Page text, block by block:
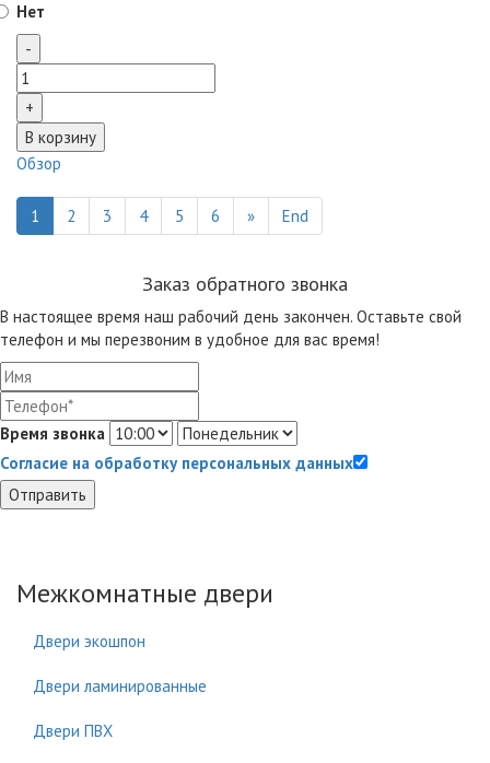
Нет
Обзор
1 2 3 4 5 6 » End
Заказ обратного звонка
В настоящее время наш рабочий день закончен. Оставьте свой
телефон и мы перезвоним в удобное для вас время!
Время звонка
Согласие на обработку персональных данных
Отправить
Межкомнатные двери
Двери экошпон
Двери ламинированные
Двери ПВХ